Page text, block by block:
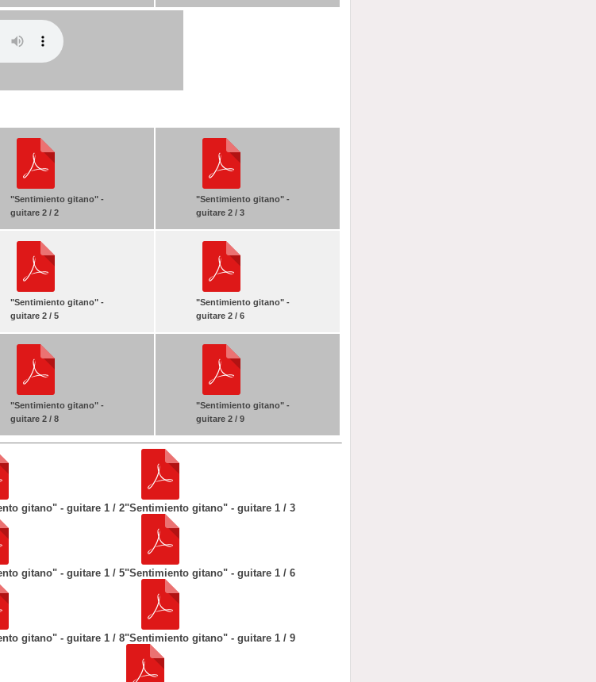
"Sentimiento gitano" -
guitare 2 / 2
"Sentimiento gitano" -
guitare 2 / 3
"Sentimiento gitano" -
guitare 2 / 5
"Sentimiento gitano" -
guitare 2 / 6
"Sentimiento gitano" -
guitare 2 / 8
"Sentimiento gitano" -
guitare 2 / 9
gitano" - guitare 1 / 2"Sentimiento gitano" - guitare 1 / 3
gitano" - guitare 1 / 5"Sentimiento gitano" - guitare 1 / 6
gitano" - guitare 1 / 8"Sentimiento gitano" - guitare 1 / 9